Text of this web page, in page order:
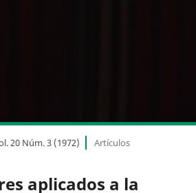
20 Núm. 3 (1972) Artículos
aplicados a la